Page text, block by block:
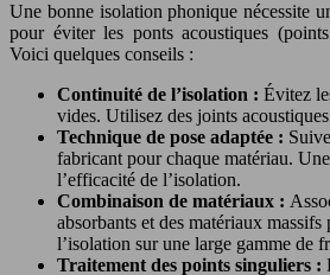
Une bonne isolation phonique nécessite
pour éviter les ponts acoustiques
Voici quelques conseils :
Continuité de l’isolation : Évitez
vides. Utilisez des joints
Technique de pose adaptée :
fabricant pour chaque matériau.
l’efficacité de l’isolation.
Combinaison de matériaux :
absorbants et des matériaux massifs
l’isolation sur une large gamme de
Traitement des points singuliers :